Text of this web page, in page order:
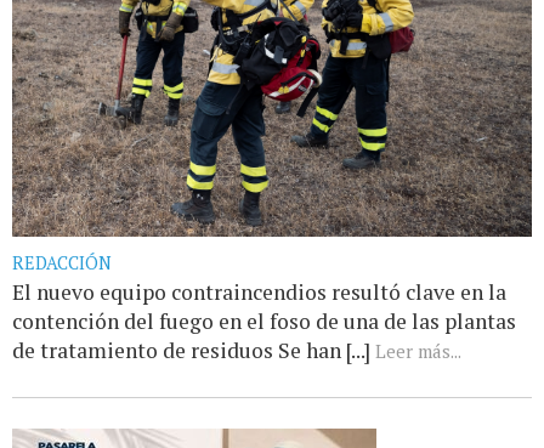
REDACCIÓN
El nuevo equipo contraincendios resultó clave en la
contención del fuego en el foso de una de las plantas
de tratamiento de residuos Se han [...] Leer más...